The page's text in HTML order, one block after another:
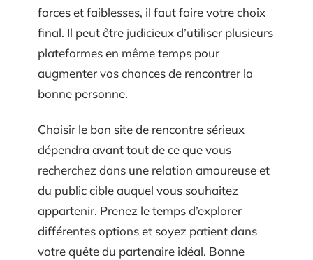
forces et faiblesses, il faut faire votre choix
final. Il peut être judicieux d’utiliser plusieurs
plateformes en même temps pour
augmenter vos chances de rencontrer la
bonne personne.
Choisir le bon site de rencontre sérieux
dépendra avant tout de ce que vous
recherchez dans une relation amoureuse et
du public cible auquel vous souhaitez
appartenir. Prenez le temps d’explorer
différentes options et soyez patient dans
votre quête du partenaire idéal. Bonne